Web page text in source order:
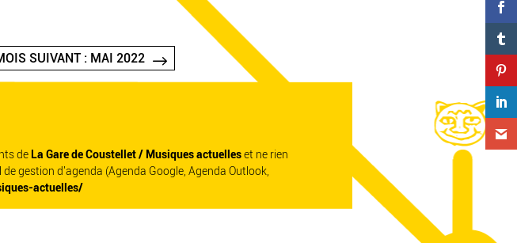
SUIVANT : MAI 2022
de La Gare de Coustellet / Musiques actuelleset ne rien
de gestion d'agenda (Agenda Google, Agenda Outlook,
actuelles/